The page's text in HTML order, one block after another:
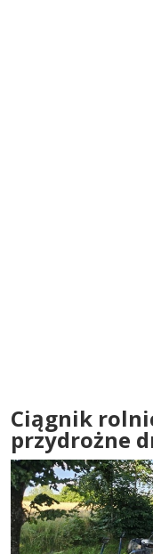
Ciągnik
przydrożne